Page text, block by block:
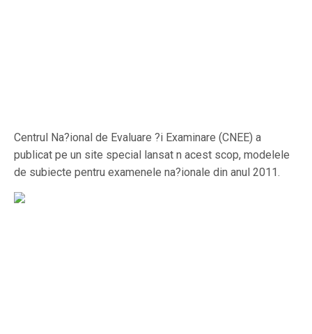
Centrul Na?ional de Evaluare ?i Examinare (CNEE) a
publicat pe un site special lansat n acest scop, modelele
de subiecte pentru examenele na?ionale din anul 2011.